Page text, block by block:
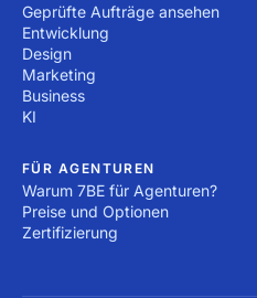
Geprüfte Aufträge ansehen
Entwicklung
Design
Marketing
Business
KI
FÜR AGENTUREN
Warum 7BE für Agenturen?
Preise und Optionen
Zertifizierung